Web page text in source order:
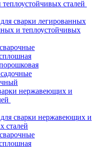
сталей
сварки легированных
и теплоустойчивых
нержавеющих и
сварки нержавеющих и
сталей